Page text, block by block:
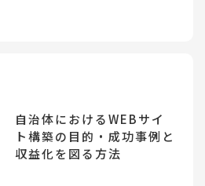
自治体におけるWEBサイ
ト構築の目的・成功事例と
収益化を図る方法